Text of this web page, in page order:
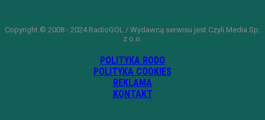
Copyright © 2008 - 2024 RadioGOL / Wydawcą serwisu jest Czyli Media Sp.
z o.o.
POLITYKA RODO
POLITYKA COOKIES
REKLAMA
KONTAKT